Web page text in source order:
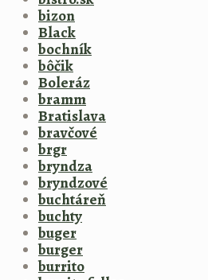
bizon
Black
bochník
bôčik
Boleráz
bramm
Bratislava
bravčové
brgr
bryndza
bryndzové
buchtáreň
buchty
buger
burger
burrito